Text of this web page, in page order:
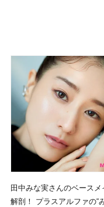
田中みな実さんのベースメ
解剖！ プラスアルファの“